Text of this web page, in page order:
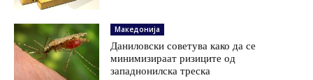
Македонија
Даниловски советува како да се
минимизираат ризиците од
западнонилска треска